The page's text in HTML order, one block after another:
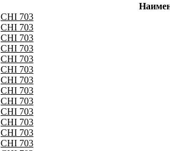
CHI 703
CHI 703
CHI 703
CHI 703
CHI 703
CHI 703
CHI 703
CHI 703
CHI 703
CHI 703
CHI 703
CHI 703
CHI 703